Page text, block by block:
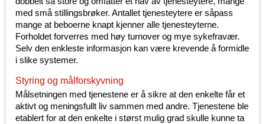
med små stillingsbrøker. Antallet tjenesteytere er såpass
mange at beboerne knapt kjenner alle tjenesteyterne.
Forholdet forverres med høy turnover og mye sykefravær.
Selv den enkleste informasjon kan være krevende å formidle
i slike systemer.
Styring og målforskyvning
Målsetningen med tjenestene er å sikre at den enkelte får et
aktivt og meningsfullt liv sammen med andre. Tjenestene ble
etablert for at den enkelte i størst mulig grad skulle kunne ta